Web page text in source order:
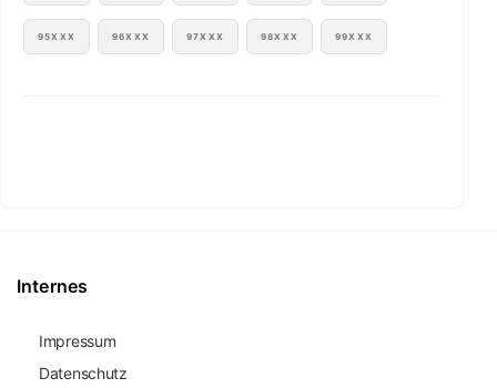
95XXX 96XXX 97XXX 98XXX 99XXX
Internes
Impressum
Datenschutz